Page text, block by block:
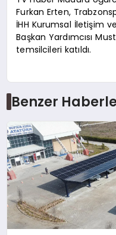
Furkan Erten,
İHH Kurumsal İletişim
Başkan Yardımcısı
temsilcileri katıldı.
Benzer